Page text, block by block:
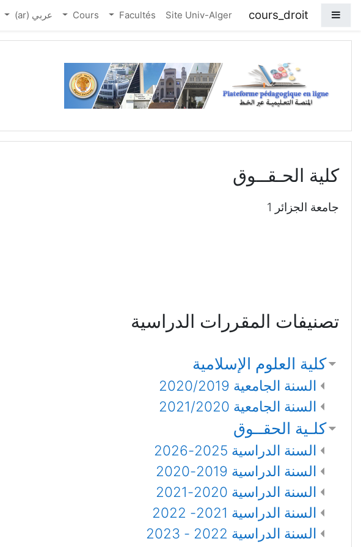
واجهة جانبية
cours_droit
Site Univ-Alger
Facultés
Cours عربي ‎(ar)‎
كلية الحـقــوق
جامعة الجزائر 1
تصنيفات المقررات الدراسية
كلية العلوم الإسلامية
السنة الجامعية 2020/2019
السنة الجامعية 2021/2020
كلـية الحقــوق
السنة الدراسية 2025-2026
السنة الدراسية 2019-2020
السنة الدراسية 2020-2021
السنة الدراسية 2021- 2022
السنة الدراسية 2022 - 2023